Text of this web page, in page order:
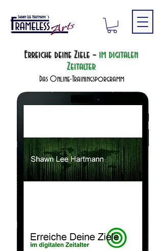
Erreiche deine Ziele – im digitalen
Zeitalter
Das Online-Trainingsporgramm